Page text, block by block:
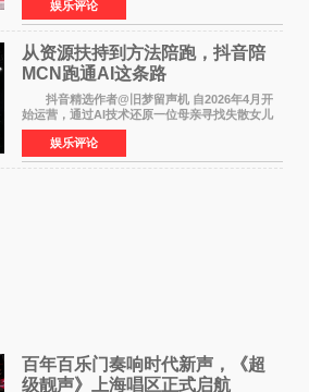
名，此后长期参与国内外电影制作，其担任制片
人参与的作品亦曾
娱乐评论
从资源扶持到方法陪跑，抖音陪
MCN跑通AI这条路
抖音精选作者@旧梦留声机 自2026年4月开
始运营，通过AI技术还原一位母亲寻找失散女儿
的故事，凭借强情感表达获得大量用户关注，发
布仅21小时便获得超1亿曝光、超1000万互动。
此后，账号持续沿
娱乐评论
百年百乐门奏响时代新声，《超
级靓声》上海唱区正式启航